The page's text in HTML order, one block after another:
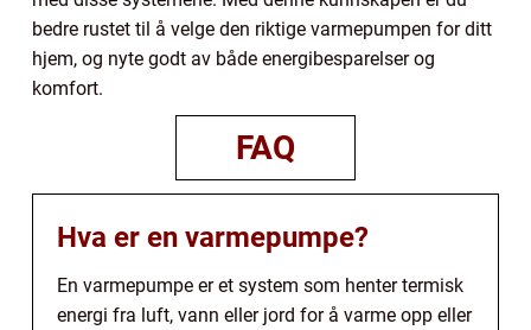
bedre rustet til å velge den riktige varmepumpen for ditt
hjem, og nyte godt av både energibesparelser og
komfort.
FAQ
Hva er en varmepumpe?
En varmepumpe er et system som henter termisk
energi fra luft, vann eller jord for å varme opp eller